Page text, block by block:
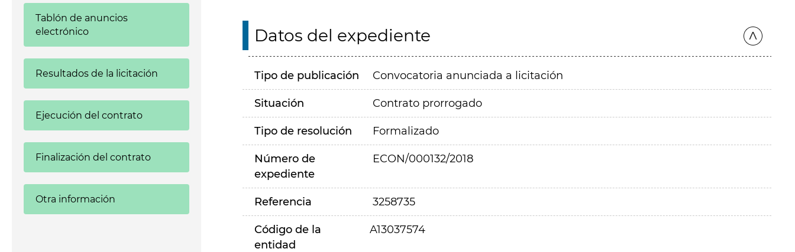
Tablón de anuncios
electrónico
Resultados de la licitación
Ejecución del contrato
Finalización del contrato
Otra información
Datos del expediente
Tipo de publicación Convocatoria anunciada a licitación
Situación Contrato prorrogado
Tipo de resolución Formalizado
Número de
expediente
ECON/000132/2018
Referencia 3258735
Código de la
entidad
A13037574